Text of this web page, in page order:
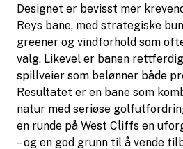
Designet er bevisst mer
Reys bane, med strategiske
greener og vindforhold som
valg. Likevel er banen
spillveier som belønner både
Resultatet er en bane som
natur med seriøse
en runde på West Cliffs en
– og en god grunn til å vende